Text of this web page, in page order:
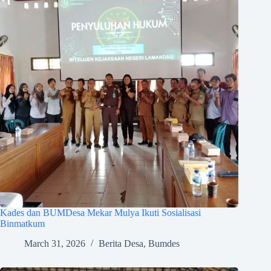
Kades dan BUMDesa Mekar Mulya Ikuti Sosialisasi
Binmatkum
March 31, 2026
Berita Desa, Bumdes